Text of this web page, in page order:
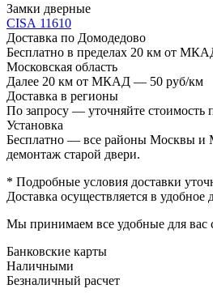
Замки дверные
CISA 11610
Доставка по Домодедово
Бесплатно в пределах 20 км от
Московская область
Далее 20 км от МКАД — 50 руб/км
Доставка в регионы
По запросу — уточняйте стоимость
Установка
Бесплатно — все районы Москвы и
демонтаж старой двери.
* Подробные условия доставки
Доставка осуществляется в удобное
Мы принимаем все удобные для вас
Банковские карты
Наличными
Безналичный расчет